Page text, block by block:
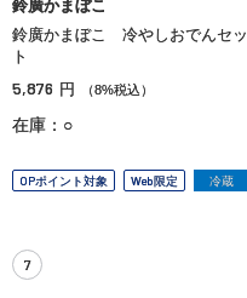
鈴廣かまぼこ
鈴廣かまぼこ 冷やしおでんセッ
ト
5,876 円 （8%税込）
在庫：○
OPポイント対象 Web限定 冷蔵
7